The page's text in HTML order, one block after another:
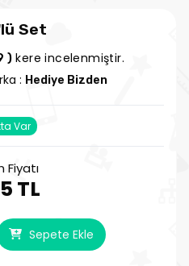
Set
) kere incelenmiştir.
: Hediye Bizden
Var
Fiyatı
TL
Sepete Ekle